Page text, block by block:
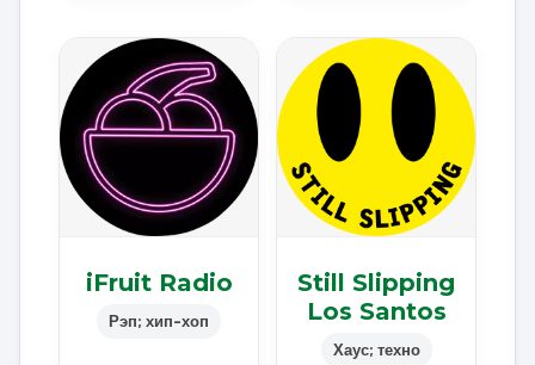
iFruit Radio
Рэп; хип-хоп
Still Slipping
Los Santos
Хаус; техно